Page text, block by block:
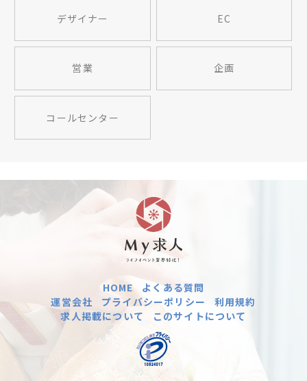
デザイナー EC
営業 企画
コールセンター
HOME
よくある質問
運営会社
プライバシーポリシー
利用規約
求人掲載について
このサイトについて